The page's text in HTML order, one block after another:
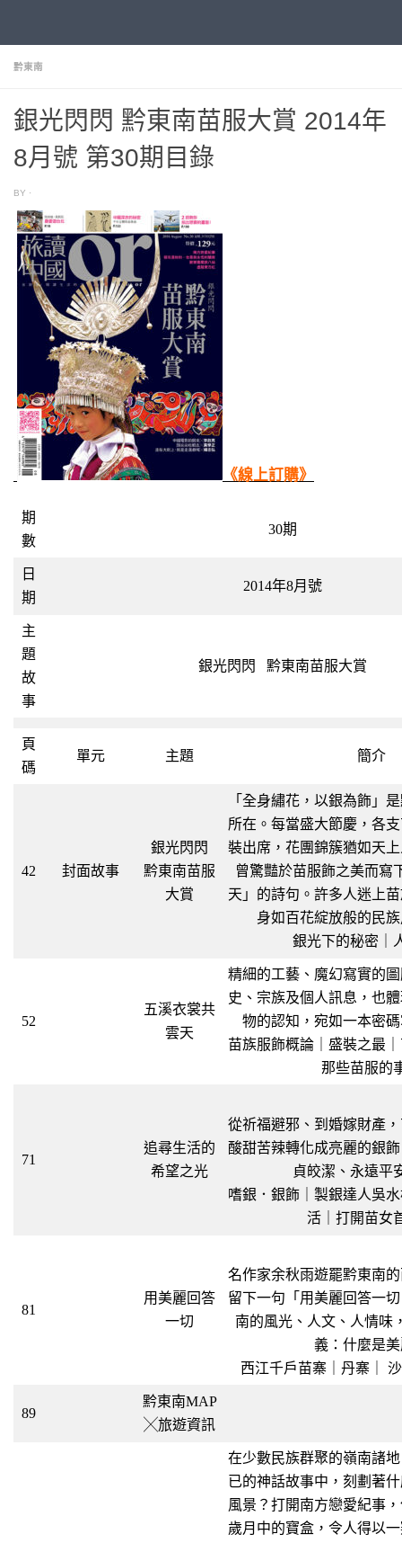
黔東南
銀光閃閃 黔東南苗服大賞 2014年
8月號 第30期目錄
BY ·
《線上訂購》
期
數
30期
日
期
2014年8月號
主
題
故
事
銀光閃閃 黔東南苗服大賞
頁
碼
單元 主題 簡介
42 封面故事
銀光閃閃
黔東南苗服
大賞
「全身繡花，以銀為飾」
所在。每當盛大節慶，各
裝出席，花團錦簇猶如天
曾驚豔於苗服飾之美而寫
天」的詩句。許多人迷上
身如百花綻放般的民
銀光下的秘密｜
52
五溪衣裳共
雲天
精細的工藝、魔幻寫實的
史、宗族及個人訊息，也
物的認知，宛如一本密
苗族服飾概論｜盛裝之最
那些苗服的
71
追尋生活的
希望之光
從祈福避邪、到婚嫁財產
酸甜苦辣轉化成亮麗的銀
貞皎潔、永遠平
嗜銀．銀飾｜製銀達人吳
活｜打開苗女
81
用美麗回答
一切
名作家余秋雨遊罷黔東南
留下一句「用美麗回答一
南的風光、人文、人情味
義：什麼是
西江千戶苗寨｜丹寨｜
89
黔東南MAP
╳旅遊資訊
在少數民族群聚的嶺南諸
已的神話故事中，刻劃著
風景？打開南方戀愛紀事
歲月中的寶盒，令人得以